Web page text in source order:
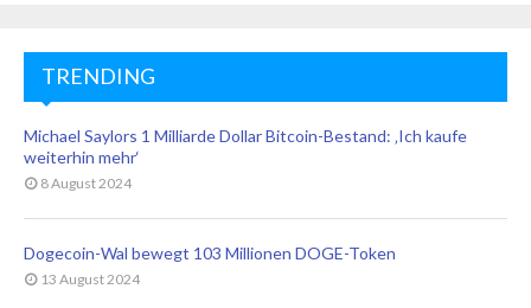
TRENDING
Michael Saylors 1 Milliarde Dollar Bitcoin-Bestand: ‚Ich kaufe
weiterhin mehr‘
8 August 2024
Dogecoin-Wal bewegt 103 Millionen DOGE-Token
13 August 2024